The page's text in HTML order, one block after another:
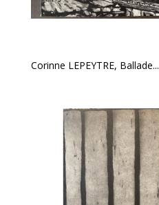
Corinne LEPEYTRE, Ballade...